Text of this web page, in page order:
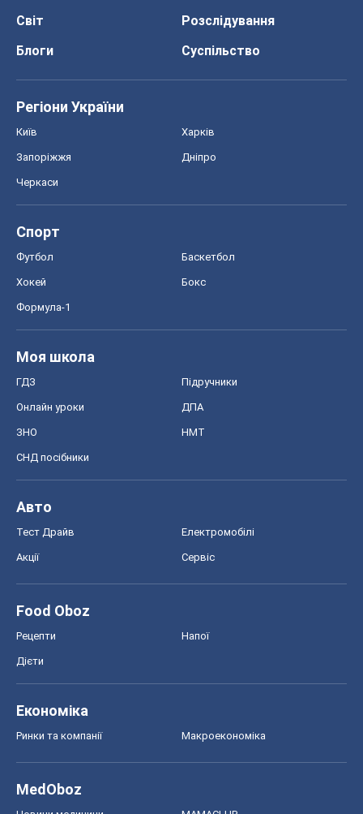
Світ
Розслідування
Блоги
Суспільство
Регіони України
Київ Харків
Запоріжжя Дніпро
Черкаси
Спорт
Футбол Баскетбол
Хокей Бокс
Формула-1
Моя школа
ГДЗ Підручники
Онлайн уроки ДПА
ЗНО НМТ
СНД посібники
Авто
Тест Драйв Електромобілі
Акції Сервіс
Food Oboz
Рецепти Напої
Дієти
Економіка
Ринки та компанії Макроекономіка
MedOboz